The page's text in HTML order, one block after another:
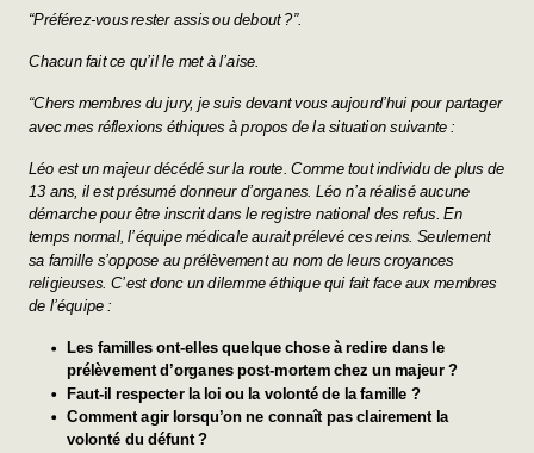
“Préférez-vous rester assis ou debout ?”.
Chacun fait ce qu’il le met à l’aise.
“Chers membres du jury, je suis devant vous aujourd’hui pour partager
avec mes réflexions éthiques à propos de la situation suivante :
Léo est un majeur décédé sur la route. Comme tout individu de plus de
13 ans, il est présumé donneur d’organes. Léo n’a réalisé aucune
démarche pour être inscrit dans le registre national des refus. En
temps normal, l’équipe médicale aurait prélevé ces reins. Seulement
sa famille s’oppose au prélèvement au nom de leurs croyances
religieuses. C’est donc un dilemme éthique qui fait face aux membres
de l’équipe :
Les familles ont-elles quelque chose à redire dans le
prélèvement d’organes post-mortem chez un majeur ?
Faut-il respecter la loi ou la volonté de la famille ?
Comment agir lorsqu’on ne connaît pas clairement la
volonté du défunt ?